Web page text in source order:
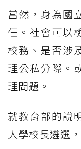
當然，身為國
任。社會可以
校務、是否涉
理公私分際。
理問題。
就教育部的說
大學校長遴選